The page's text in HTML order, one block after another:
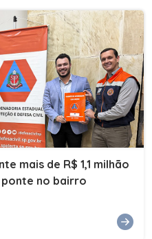
mais de R$ 1,1 milhão
no bairro